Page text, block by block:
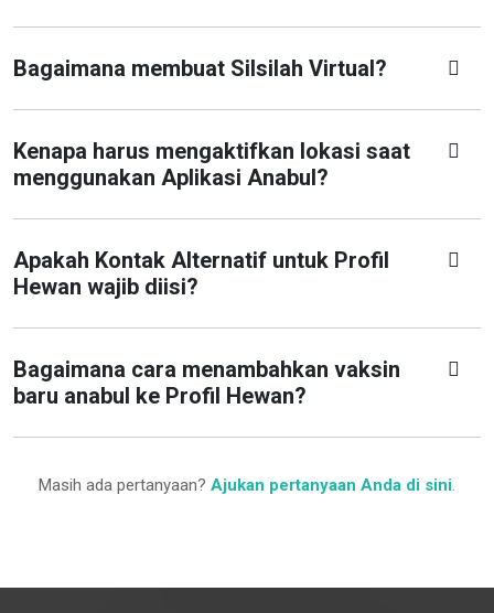
Bagaimana membuat Silsilah Virtual?
Kenapa harus mengaktifkan lokasi saat
menggunakan Aplikasi Anabul?
Apakah Kontak Alternatif untuk Profil
Hewan wajib diisi?
Bagaimana cara menambahkan vaksin
baru anabul ke Profil Hewan?
Masih ada pertanyaan? Ajukan pertanyaan Anda di sini.